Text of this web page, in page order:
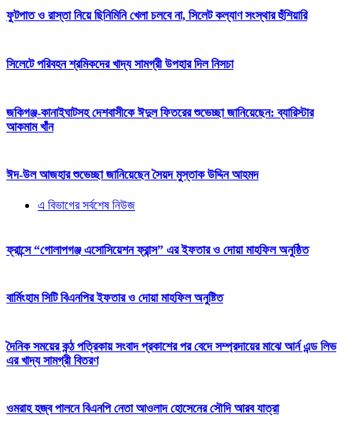
ফুটপাত ও রাস্তা নিয়ে ছিনিমিনি খেলা চলবে না, সিলেট কল্যাণ সংস্থার হুঁশিয়ারি
সিলেটে পরিবহন শ্রমিকদের খাদ্য সামগ্রী উপহার দিল নিসচা
জকিগঞ্জ-কানাইঘাটসহ দেশবাসীকে ঈদুল ফিতরের শুভেচ্ছা জানিয়েছেন: ব্যারিস্টার
আকমাম খাঁন
ঈদ-উল আজহার শুভেচ্ছা জানিয়েছেন সৈয়দ মুস্তাক উদ্দিন আহমদ
এ বিভাগের সর্বশেষ নিউজ
ফ্রান্সে “গোলাপগঞ্জ এসোসিয়েশন ফ্রান্স” এর ইফতার ও দোয়া মাহফিল অনুষ্ঠিত
বার্মিংহাম সিটি বিএনপির ইফতার ও দোয়া মাহফিল অনুষ্টিত
দৈনিক সময়ের কন্ঠ পত্রিকায় সংবাদ প্রকাশের পর বেদে সম্প্রদায়ের মাঝে আর্ন এন্ড লিভ
এর খাদ্য সামগ্রী বিতরণ
ওমরাহ হজ্ব পালনে বিএনপি নেতা আওলাদ হোসেনের সৌদি আরব যাত্রা